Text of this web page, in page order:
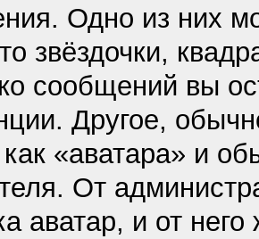
Одно из них
звёздочки,
сообщений вы
Другое,
как «аватара» и
От
аватар, и от него